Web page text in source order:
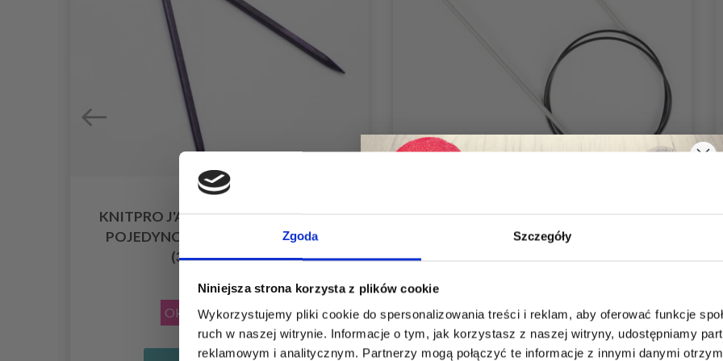
Zgoda Szczegóły
Niniejsza strona korzysta z plików cookie
Wykorzystujemy pliki cookie do spersonalizowania treści i reklam, aby oferować funkcje
ruch w naszej witrynie. Informacje o tym, jak korzystasz z naszej witryny, udostępniamy
reklamowym i analitycznym. Partnerzy mogą połączyć te informacje z innymi danymi
KNITPRO J'ADORE CUBICS DRUTY Z
POJEDYNCZĄ KOŃCÓWKĄ 30 CM
(3.50-8.00 MM)
50,35 zł
Okazja08/09/2026
DROPS BASIC DRUTY OKRĄGŁE 40 CM
ALUMINIUM (2.00-5.00 MM)
Oszczędź nawet do 50%
Stań się częścią naszej społeczności
miłośników włóczek i uzyskaj wyłączny